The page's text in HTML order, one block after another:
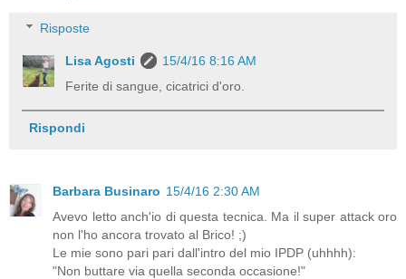
Risposte
Lisa Agosti
15/4/16 8:16 AM
Ferite di sangue, cicatrici d'oro.
Rispondi
Barbara Businaro 15/4/16 2:30 AM
Avevo letto anch'io di questa tecnica. Ma il super attack oro
non l'ho ancora trovato al Brico! ;)
Le mie sono pari pari dall'intro del mio IPDP (uhhhh):
"Non buttare via quella seconda occasione!"